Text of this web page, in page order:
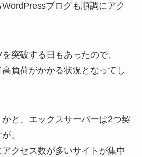
ブログも順調にアク
突破する日もあったので、
負荷がかかる状況となってし
と、エックスサーバーは2つ契
、
クセス数が多いサイトが集中